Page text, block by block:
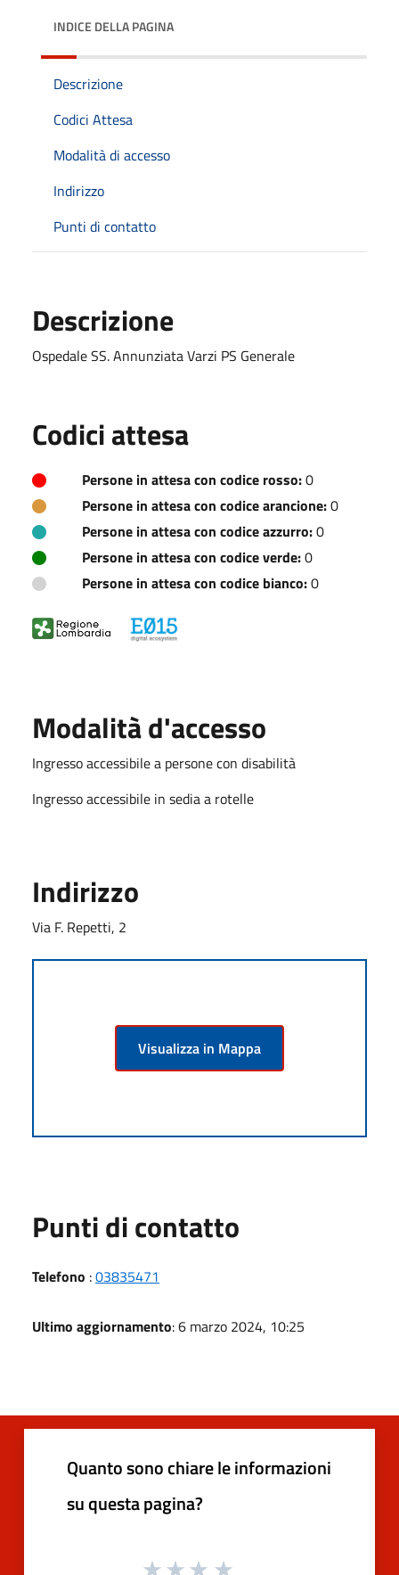
INDICE DELLA PAGINA
Descrizione
Codici Attesa
Modalità di accesso
Indirizzo
Punti di contatto
Descrizione
Ospedale SS. Annunziata Varzi PS Generale
Codici attesa
Persone in attesa con codice rosso:0
Persone in attesa con codice arancione:0
Persone in attesa con codice azzurro:0
Persone in attesa con codice verde:0
Persone in attesa con codice bianco:0
Modalità d'accesso
Ingresso accessibile a persone con disabilità
Ingresso accessibile in sedia a rotelle
Indirizzo
Via F. Repetti, 2
Visualizza in Mappa
Punti di contatto
Telefono :03835471
Ultimo aggiornamento: 6 marzo 2024, 10:25
Quanto sono chiare le informazioni
su questa pagina?